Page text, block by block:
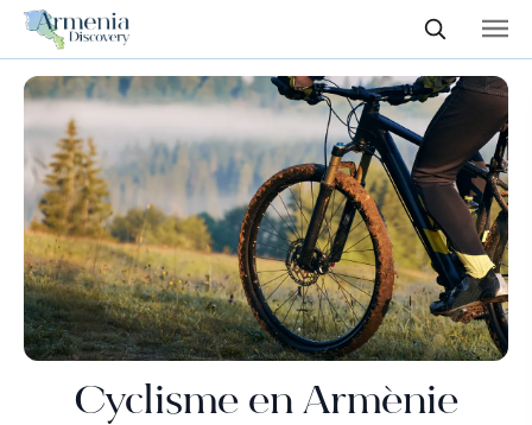
Cyclisme en Arménie